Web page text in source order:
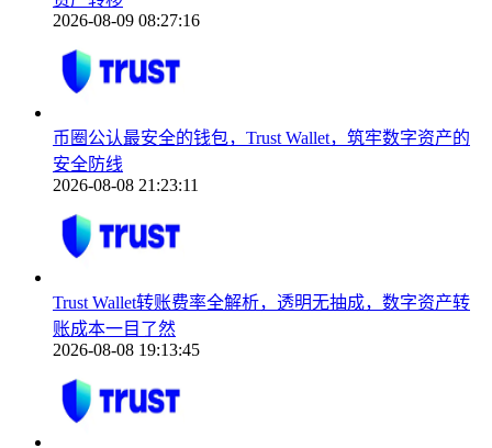
2026-08-09 08:27:16
币圈公认最安全的钱包，Trust Wallet，筑牢数字资产的
安全防线
2026-08-08 21:23:11
Trust Wallet转账费率全解析，透明无抽成，数字资产转
账成本一目了然
2026-08-08 19:13:45